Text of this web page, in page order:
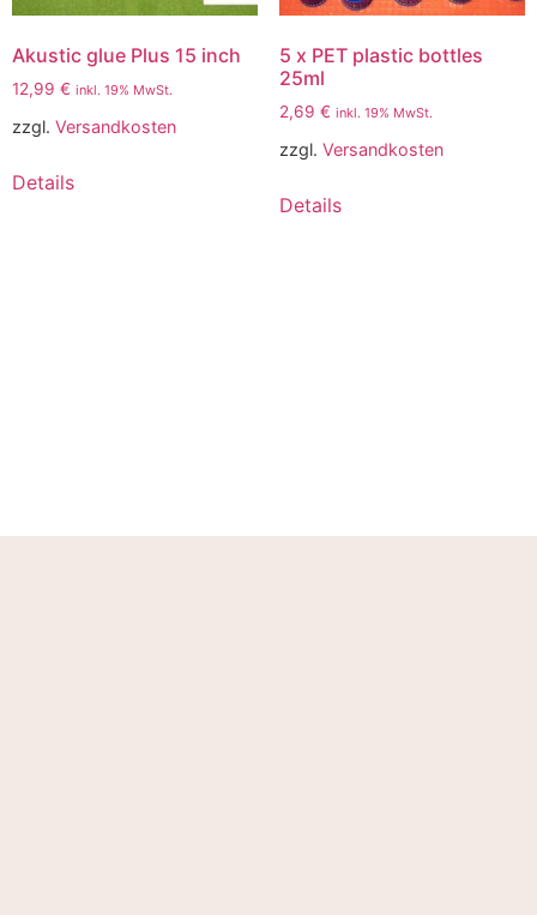
Akustic glue Plus 15 inch
12,99 € inkl. 19% MwSt.
zzgl. Versandkosten
Details
5 x PET plastic bottles
25ml
2,69 € inkl. 19% MwSt.
zzgl. Versandkosten
Details